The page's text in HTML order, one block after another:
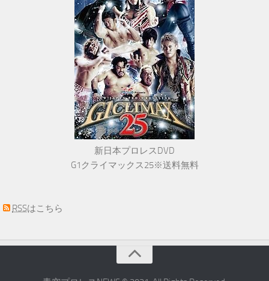
新日本プロレスDVD
G1クライマックス25※送料無料
RSSはこちら